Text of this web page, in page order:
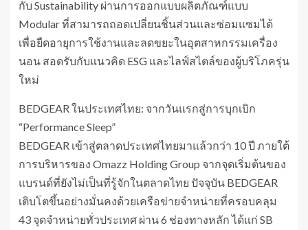
กับ Sustainability ผ่านการออกแบบผลิตภัณฑ์แบบ
Modular ที่สามารถถอดเปลี่ยนชิ้นส่วนและซ่อมแซมได้
เพื่อยืดอายุการใช้งานและลดขยะในอุตสาหกรรมเครื่อง
นอน สอดรับกับแนวคิด ESG และไลฟ์สไตล์ของผู้บริโภครุ่น
ใหม่
BEDGEAR ในประเทศไทย: จากวันแรกสู่การบุกเบิก
“Performance Sleep”
BEDGEAR เข้าสู่ตลาดประเทศไทยมาแล้วกว่า 10 ปี ภายใต้
การบริหารของ Omazz Holding Group จากจุดเริ่มต้นของ
แบรนด์ที่ยังไม่เป็นที่รู้จักในตลาดไทย ปัจจุบัน BEDGEAR
เติบโตขึ้นอย่างมั่นคงด้วยเครือข่ายจำหน่ายที่ครอบคลุม
43 จุดจำหน่ายทั่วประเทศ ผ่าน 6 ช่องทางหลัก ได้แก่ SB